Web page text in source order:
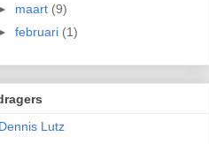
maart (9)
februari (1)
Lutz